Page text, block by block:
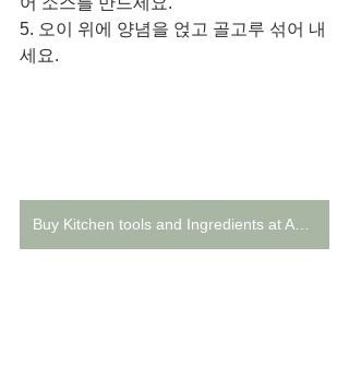
5. 오이 위에 양념을 얹고 골고루 섞어 내
세요.